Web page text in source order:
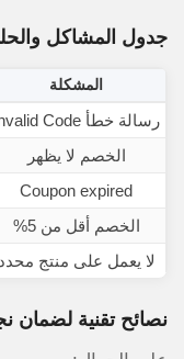
جدول المشاكل
المشكلة
رسالة خطأ Invalid Code
الخصم لا يظهر
Coupon expired
الخصم أقل من 5%
لا يعمل على منتج محدد
نصائح تقنية لضمان